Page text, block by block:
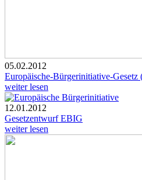
05.02.2012
Europäische-Bürgerinitiative-
weiter lesen
12.01.2012
Gesetzentwurf EBIG
weiter lesen